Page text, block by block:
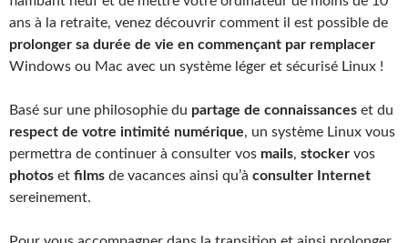
ans à la retraite, venez découvrir comment il est possible de
prolonger sa durée de vie en commençant par remplacer
Windows ou Mac avec un système léger et sécurisé Linux !
Basé sur une philosophie du partage de connaissances et du
respect de votre intimité numérique, un système Linux vous
permettra de continuer à consulter vos mails, stocker vos
photos et films de vacances ainsi qu’à consulter Internet
sereinement.